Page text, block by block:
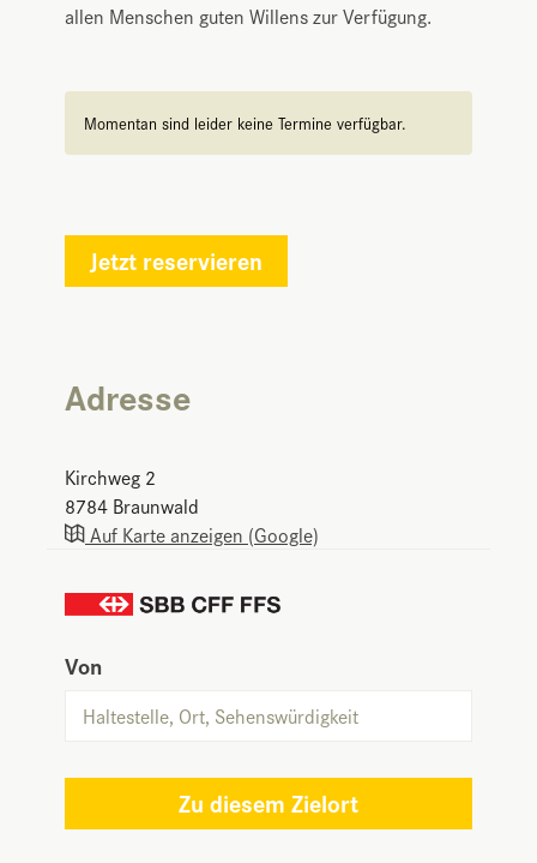
allen Menschen guten Willens zur Verfügung.
Momentan sind leider keine Termine verfügbar.
Jetzt reservieren
Adresse
Kirchweg 2
8784 Braunwald
Auf Karte anzeigen (Google)
Von
Zu diesem Zielort